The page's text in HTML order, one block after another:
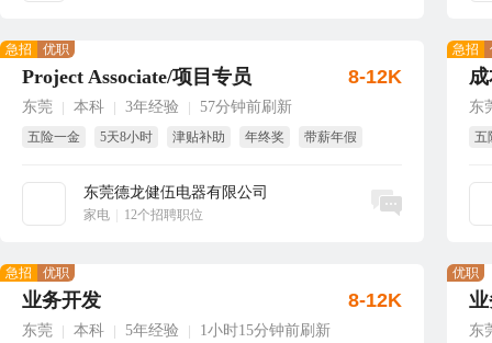
Project Associate/项目专员
东莞 本科 3年经验 57分钟前刷新
五险一金 5天8小时 津贴补助 年终奖
带薪年假
东莞德龙健伍电器有限公司
家电 12个招聘职位
急招 优职
8-12K
立即沟通
东
五
急招
业务开发
东莞 本科 5年经验 1小时15分钟前刷新
急招 优职
8-12K
东
优职